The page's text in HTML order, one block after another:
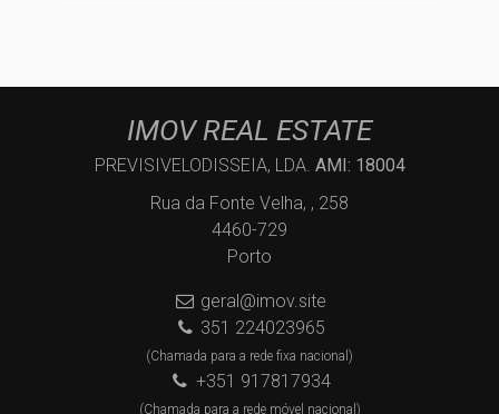
IMOV REAL ESTATE
PREVISIVELODISSEIA, LDA. AMI: 18004
Rua da Fonte Velha, , 258
4460-729
Porto
geral@imov.site
351 224023965
(Chamada para a rede fixa nacional)
+351 917817934
(Chamada para a rede móvel nacional)